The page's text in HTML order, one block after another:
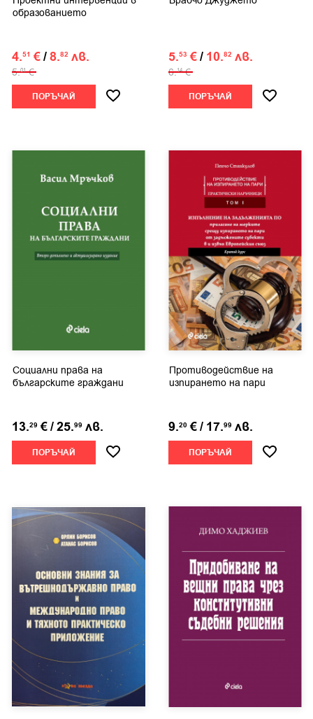
образованието
4.51 €/8.82 лв.
5.01 €
ПОРЪЧАЙ
5.53 €/ 10.82 лв.
6.14 €
ПОРЪЧАЙ
Социални права на
българските граждани
13.29 €/25.99 лв.
ПОРЪЧАЙ
Противодействие на
изпирането на пари
9.20 €/ 17.99 лв.
ПОРЪЧАЙ